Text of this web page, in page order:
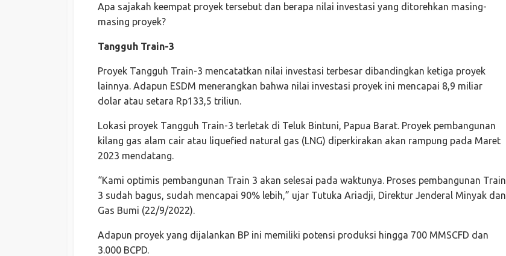
Apa sajakah keempat proyek tersebut dan berapa nilai investasi yang ditorehkan masing-
masing proyek?
Tangguh Train-3
Proyek Tangguh Train-3 mencatatkan nilai investasi terbesar dibandingkan ketiga proyek
lainnya. Adapun ESDM menerangkan bahwa nilai investasi proyek ini mencapai 8,9 miliar
dolar atau setara Rp133,5 triliun.
Lokasi proyek Tangguh Train-3 terletak di Teluk Bintuni, Papua Barat. Proyek pembangunan
kilang gas alam cair atau liquefied natural gas (LNG) diperkirakan akan rampung pada Maret
2023 mendatang.
“Kami optimis pembangunan Train 3 akan selesai pada waktunya. Proses pembangunan Train
3 sudah bagus, sudah mencapai 90% lebih,” ujar Tutuka Ariadji, Direktur Jenderal Minyak dan
Gas Bumi (22/9/2022).
Adapun proyek yang dijalankan BP ini memiliki potensi produksi hingga 700 MMSCFD dan
3.000 BCPD.